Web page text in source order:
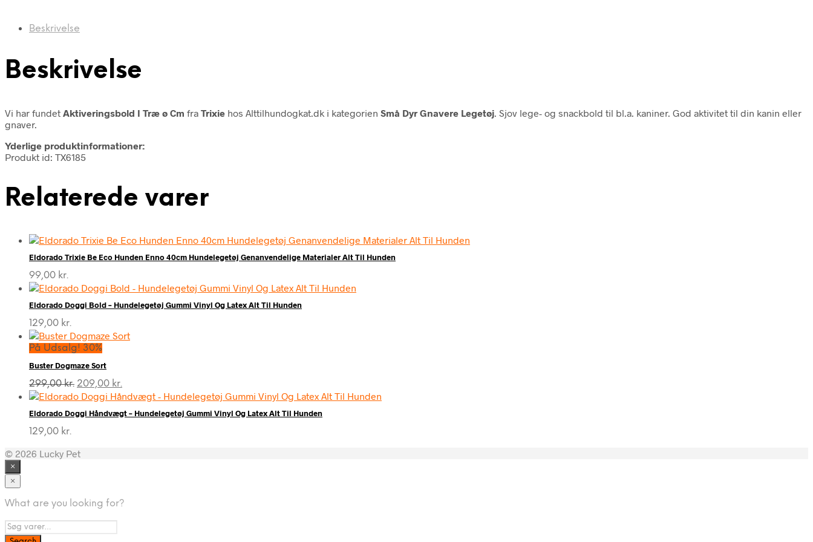
Beskrivelse
Beskrivelse
Vi har fundet Aktiveringsbold I Træ ø Cm fra Trixie hos Alttilhundogkat.dk i kategorien Små Dyr Gnavere Legetøj . Sjov lege- og snackbold til bl.a. kaniner. God aktivitet til din kanin eller
gnaver.
Yderlige produktinformationer:
Produkt id: TX6185
Relaterede varer
Eldorado Trixie Be Eco Hunden Enno 40cm Hundelegetøj Genanvendelige Materialer Alt Til Hunden
99,00 kr.
Eldorado Doggi Bold – Hundelegetøj Gummi Vinyl Og Latex Alt Til Hunden
129,00 kr.
På Udsalg! 30%
Buster Dogmaze Sort
299,00kr. Den
oprindelige
var:
209,00 kr.
aktuelle
er:
Eldorado Doggi Håndvægt – Hundelegetøj Gummi Vinyl Og Latex Alt Til Hunden
129,00 kr.
© 2026 Lucky Pet
×
×
What are you looking for?